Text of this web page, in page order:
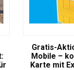
Gratis-
Mobile –
Karte mit